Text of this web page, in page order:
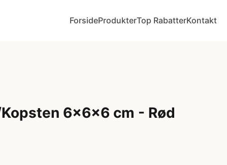
ForsideProdukterTop RabatterKontakt
6x6x6 cm - Rød